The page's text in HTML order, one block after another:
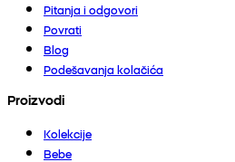
Pitanja i odgovori
Povrati
Blog
Podešavanja kolačića
Proizvodi
Kolekcije
Bebe